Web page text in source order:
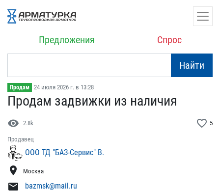
Предложения Спрос
Найти
Продам 24 июля 2026 г. в 13:28
Продам задвижки из налич​ия
visibility 2.8k favorite_border 5
Продавец
ООО ТД "БАЗ-Сервис" В.
location_on Москва
mail bazmsk@mail.ru